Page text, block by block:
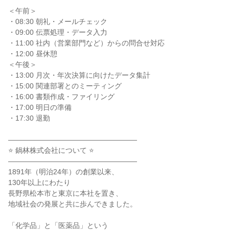
＜午前＞
・08:30 朝礼・メールチェック
・09:00 伝票処理・データ入力
・11:00 社内（営業部門など）からの問合せ対応
・12:00 昼休憩
＜午後＞
・13:00 月次・年次決算に向けたデータ集計
・15:00 関連部署とのミーティング
・16:00 書類作成・ファイリング
・17:00 明日の準備
・17:30 退勤
――――――――――――――――――
⭐ 鍋林株式会社について ⭐
――――――――――――――――――
1891年（明治24年）の創業以来、
130年以上にわたり
長野県松本市と東京に本社を置き、
地域社会の発展と共に歩んできました。
「化学品」と「医薬品」という